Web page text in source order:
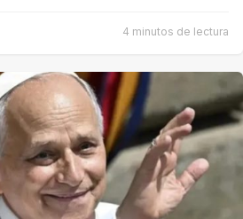
4 minutos de lectura